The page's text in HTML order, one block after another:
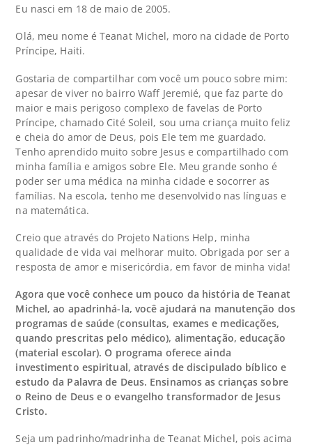
Eu nasci em 18 de maio de 2005.
Olá, meu nome é Teanat Michel, moro na cidade de Porto
Príncipe, Haiti.
Gostaria de compartilhar com você um pouco sobre mim:
apesar de viver no bairro Waff Jeremié, que faz parte do
maior e mais perigoso complexo de favelas de Porto
Príncipe, chamado Cité Soleil, sou uma criança muito feliz
e cheia do amor de Deus, pois Ele tem me guardado.
Tenho aprendido muito sobre Jesus e compartilhado com
minha família e amigos sobre Ele. Meu grande sonho é
poder ser uma médica na minha cidade e socorrer as
famílias. Na escola, tenho me desenvolvido nas línguas e
na matemática.
Creio que através do Projeto Nations Help, minha
qualidade de vida vai melhorar muito. Obrigada por ser a
resposta de amor e misericórdia, em favor de minha vida!
Agora que você conhece um pouco da história de Teanat
Michel, ao apadrinhá-la, você ajudará na manutenção dos
programas de saúde (consultas, exames e medicações,
quando prescritas pelo médico), alimentação, educação
(material escolar). O programa oferece ainda
investimento espiritual, através de discipulado bíblico e
estudo da Palavra de Deus. Ensinamos as crianças sobre
o Reino de Deus e o evangelho transformador de Jesus
Cristo.
Seja um padrinho/madrinha deTeanat Michel, pois acima